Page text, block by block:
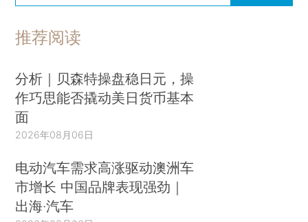
推荐阅读
分析｜贝森特操盘稳日元，操
作巧思能否撬动美日货币基本
面
2026年08月06日
电动汽车需求高涨驱动澳洲车
市增长 中国品牌表现强劲｜
出海·汽车